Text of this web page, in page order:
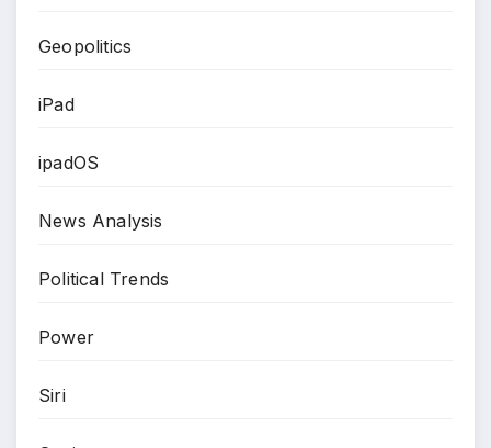
Geopolitics
iPad
ipadOS
News Analysis
Political Trends
Power
Siri